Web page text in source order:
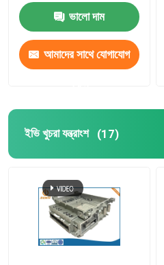
অফিস আসবাবপত্র খুচরা যন্ত্রাংশ
জিঙ্ক ডাই কাস্টিং
দ্রুত প্রোটোটাইপিং পরিষেবা
ভালো দাম
আমাদের সাথে যোগাযোগ
ইভি খুচরা যন্ত্রাংশ (17)